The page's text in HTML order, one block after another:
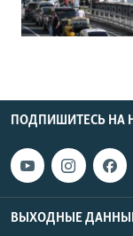
ПОДПИШИТЕСЬ НА
ВЫХОДНЫЕ